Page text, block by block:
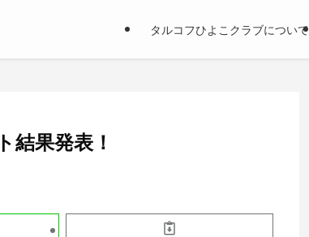
タルコフひよこクラブについて
結果発表！